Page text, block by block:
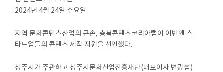
2024년 4월 24일 수요일
지역 문화콘텐츠산업의 큰손, 충북콘텐츠코리아랩이 이번엔 스
타트업들의 콘텐츠 제작 지원을 선언했다.
청주시가 주관하고 청주시문화산업진흥재단(대표이사 변광섭)